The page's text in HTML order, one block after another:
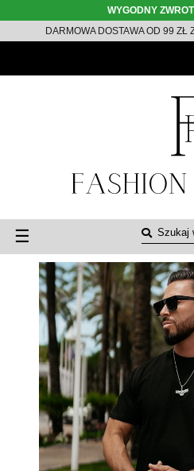
WYGODNY
DARMOWA DOSTAWA OD 99 ZŁ
Toggle
navigation
☰